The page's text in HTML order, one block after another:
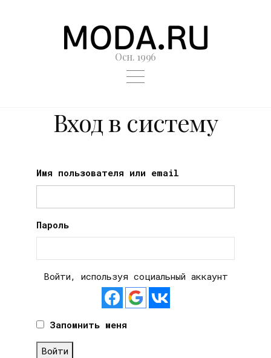
Осн. 1996
Вход в систему
Имя пользователя или email
Пароль
Войти, используя социальный аккаунт
Запомнить меня
Войти